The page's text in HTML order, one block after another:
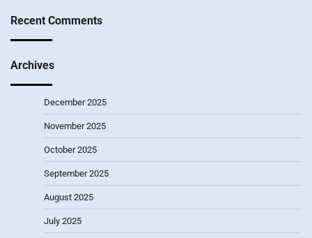
Recent Comments
Archives
December 2025
November 2025
October 2025
September 2025
August 2025
July 2025